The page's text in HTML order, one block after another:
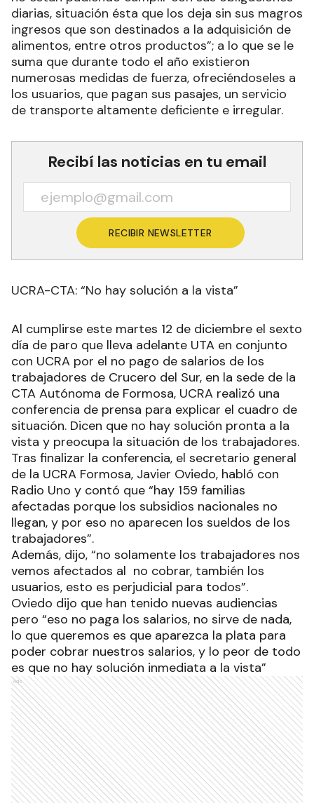
diarias, situación ésta que los deja sin sus magros
ingresos que son destinados a la adquisición de
alimentos, entre otros productos”; a lo que se le
suma que durante todo el año existieron
numerosas medidas de fuerza, ofreciéndoseles a
los usuarios, que pagan sus pasajes, un servicio
de transporte altamente deficiente e irregular.
Recibí las noticias en tu email
RECIBIR NEWSLETTER
UCRA-CTA: “No hay solución a la vista”
Al cumplirse este martes 12 de diciembre el sexto
día de paro que lleva adelante UTA en conjunto
con UCRA por el no pago de salarios de los
trabajadores de Crucero del Sur, en la sede de la
CTA Autónoma de Formosa, UCRA realizó una
conferencia de prensa para explicar el cuadro de
situación. Dicen que no hay solución pronta a la
vista y preocupa la situación de los trabajadores.
Tras finalizar la conferencia, el secretario general
de la UCRA Formosa, Javier Oviedo, habló con
Radio Uno y contó que “hay 159 familias
afectadas porque los subsidios nacionales no
llegan, y por eso no aparecen los sueldos de los
trabajadores”.
Además, dijo, “no solamente los trabajadores nos
vemos afectados al no cobrar, también los
usuarios, esto es perjudicial para todos”.
Oviedo dijo que han tenido nuevas audiencias
pero “eso no paga los salarios, no sirve de nada,
lo que queremos es que aparezca la plata para
poder cobrar nuestros salarios, y lo peor de todo
es que no hay solución inmediata a la vista”
Ads